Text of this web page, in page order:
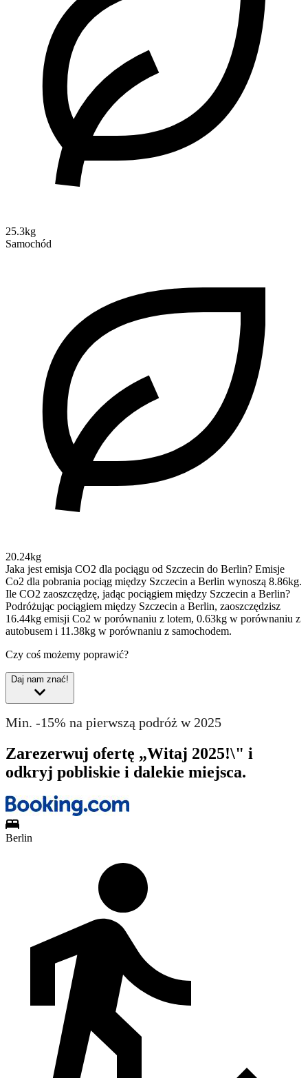
25.3kg
Samochód
20.24kg
Jaka jest emisja CO2 dla pociągu od Szczecin do Berlin? Emisje
Co2 dla pobrania pociąg między Szczecin a Berlin wynoszą 8.86kg.
Ile CO2 zaoszczędzę, jadąc pociągiem między Szczecin a Berlin?
Podróżując pociągiem między Szczecin a Berlin, zaoszczędzisz
16.44kg emisji Co2 w porównaniu z lotem, 0.63kg w porównaniu z
autobusem i 11.38kg w porównaniu z samochodem.
Czy coś możemy poprawić?
Daj nam znać!
Min. -15% na pierwszą podróż w 2025
Zarezerwuj ofertę „Witaj 2025!\" i
odkryj pobliskie i dalekie miejsca.
Berlin